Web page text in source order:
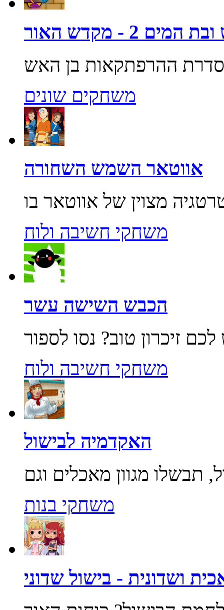
2 - מקדש האור
משחקים שונים
אווטאר השמש השחורה
משחקי חשיבה ולוח
הכבש השישה עשר
משחקי חשיבה ולוח
האקדמיה לבישול
משחקי בנות
ושדונית - בישול שדוני